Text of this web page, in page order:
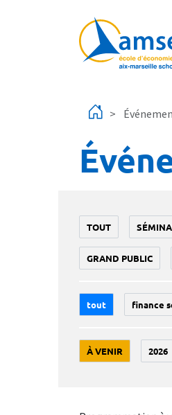
TOUT
GRAND PUBLIC
tout finance
À VENIR 2026